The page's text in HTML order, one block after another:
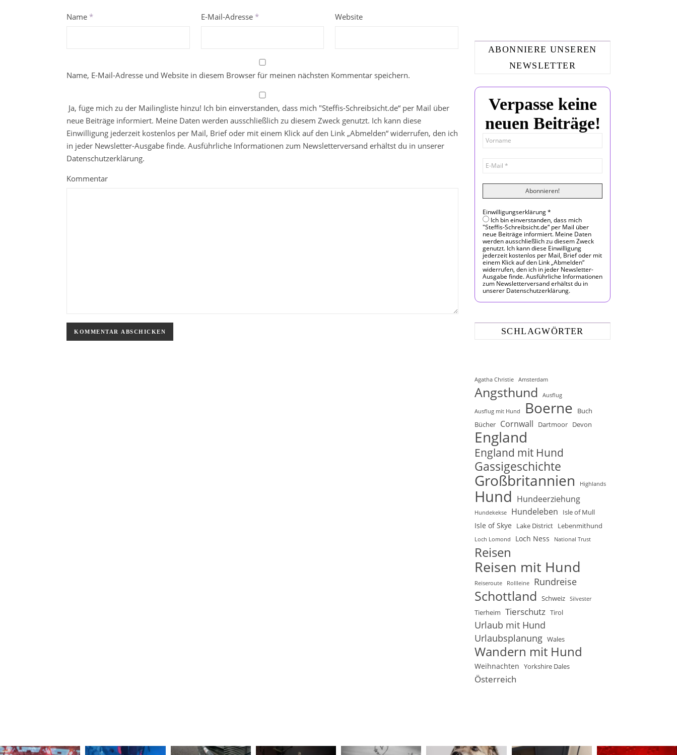
Name * E-Mail-Adresse * Website
Name, E-Mail-Adresse und Website in diesem Browser für meinen nächsten Kommentar speichern.
Ja, füge mich zu der Mailingliste hinzu! Ich bin einverstanden, dass mich "Steffis-Schreibsicht.de“ per Mail über
neue Beiträge informiert. Meine Daten werden ausschließlich zu diesem Zweck genutzt. Ich kann diese
Einwilligung jederzeit kostenlos per Mail, Brief oder mit einem Klick auf den Link „Abmelden“ widerrufen, den ich
in jeder Newsletter-Ausgabe finde. Ausführliche Informationen zum Newsletterversand erhältst du in unserer
Datenschutzerklärung.
Kommentar
ABONNIERE UNSEREN
NEWSLETTER
Verpasse keine
neuen Beiträge!
Einwilligungserklärung*
Ich bin einverstanden, dass mich
"Steffis-Schreibsicht.de“ per Mail über
neue Beiträge informiert. Meine Daten
werden ausschließlich zu diesem Zweck
genutzt. Ich kann diese Einwilligung
jederzeit kostenlos per Mail, Brief oder mit
einem Klick auf den Link „Abmelden“
widerrufen, den ich in jeder Newsletter-
Ausgabe finde. Ausführliche Informationen
zum Newsletterversand erhältst du in
unserer Datenschutzerklärung.
SCHLAGWÖRTER
Agatha Christie Amsterdam
Angsthund Ausflug
Ausflug mit Hund Boerne
Buch
Bücher Cornwall Dartmoor Devon
England
England mit Hund
Gassigeschichte
Großbritannien Highlands
Hund Hundeerziehung
Hundekekse Hundeleben Isle of Mull
Isle of Skye Lake District Lebenmithund
Loch Lomond Loch Ness National Trust
Reisen
Reisen mit Hund
Reiseroute Rollleine Rundreise
Schottland Schweiz Silvester
Tierheim Tierschutz Tirol
Urlaub mit Hund
Urlaubsplanung Wales
Wandern mit Hund
Weihnachten Yorkshire Dales
Österreich